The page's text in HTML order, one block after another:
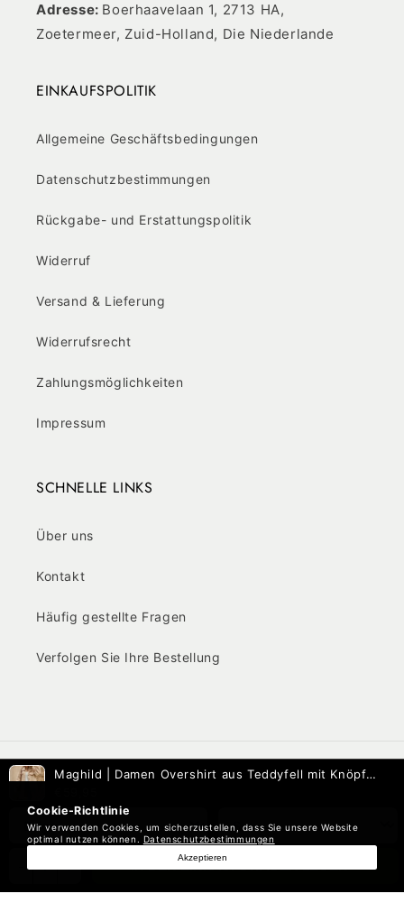
Adresse: Boerhaavelaan 1, 2713 HA,
Zoetermeer, Zuid-Holland, Die Niederlande
EINKAUFSPOLITIK
Allgemeine Geschäftsbedingungen
Datenschutzbestimmungen
Rückgabe- und Erstattungspolitik
Widerruf
Versand & Lieferung
Widerrufsrecht
Zahlungsmöglichkeiten
Impressum
SCHNELLE LINKS
Über uns
Kontakt
Häufig gestellte Fragen
Verfolgen Sie Ihre Bestellung
© 2026,Mainz-Mode
Maghild | Damen Overshirt aus Teddyfell mit Knöpfen & Taschen
Farbe Größe
1 + IN DEN EINKAUFSWAGEN LEGEN➔